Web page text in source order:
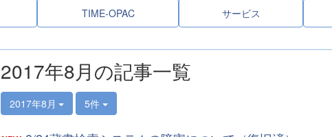
TIME-OPAC サービス
2017年8月の記事一覧
2017年8月 5件